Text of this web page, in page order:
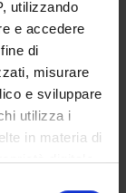
utilizzando
e accedere
di
misurare
e sviluppare
utilizza i
in materia di
digitale